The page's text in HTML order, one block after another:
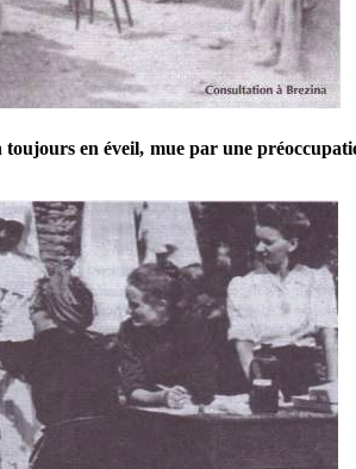
en éveil, mue par une